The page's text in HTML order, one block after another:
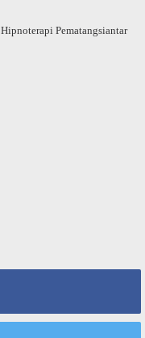
Hipnoterapi Pematangsiantar